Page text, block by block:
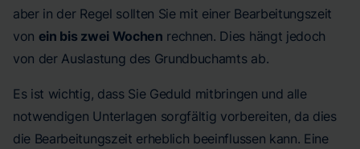
aber in der Regel sollten Sie mit einer Bearbeitungszeit
von ein bis zwei Wochen rechnen. Dies hängt jedoch
von der Auslastung des Grundbuchamts ab.
Es ist wichtig, dass Sie Geduld mitbringen und alle
notwendigen Unterlagen sorgfältig vorbereiten, da dies
die Bearbeitungszeit erheblich beeinflussen kann. Eine